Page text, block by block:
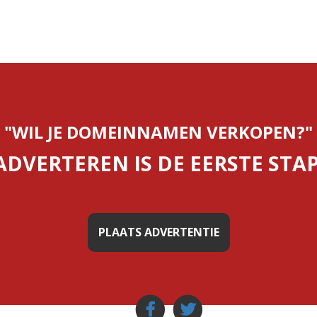
"WIL JE DOMEINNAMEN VERKOPEN?"
IS DE EERSTE
PLAATS ADVERTENTIE